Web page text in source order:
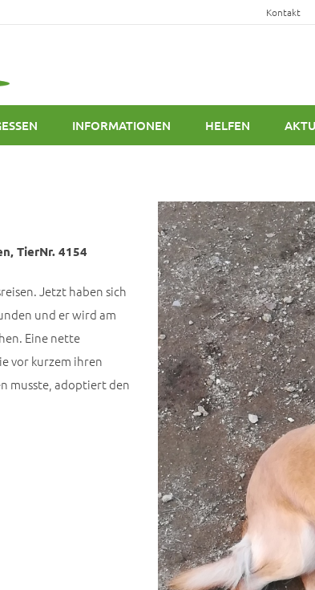
Kontakt
INFORMATIONEN HELFEN
TierNr. 4154
Jetzt haben sich
und er wird am
Eine nette
vor kurzem ihren
musste, adoptiert den